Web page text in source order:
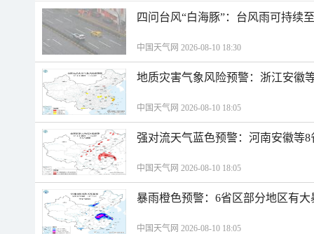
四问台风“白海豚”：台风雨可持续
中国天气网 2026-08-10 18:30
地质灾害气象风险预警：浙江安徽
中国天气网 2026-08-10 18:05
强对流天气蓝色预警：河南安徽等
中国天气网 2026-08-10 18:05
暴雨橙色预警：6省区部分地区有
中国天气网 2026-08-10 18:05